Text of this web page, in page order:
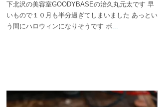
下北沢の美容室GOODYBASEの治久丸元太です 早
いもので１０月も半分過ぎてしまいました あっとい
う間にハロウィンになりそうです ボ...